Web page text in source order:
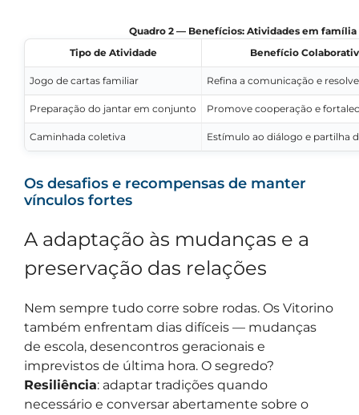
Quadro 2 — Benefícios: Atividades em
Tipo de Atividade
Benefício
Jogo de cartas familiar Refina a comunicação e
Preparação do jantar em conjunto Promove cooperação e
Caminhada coletiva Estímulo ao diálogo e partilha
Os desafios e recompensas de manter
vínculos fortes
A adaptação às mudanças e a
preservação das relações
Nem sempre tudo corre sobre rodas. Os Vitorino
também enfrentam dias difíceis — mudanças
de escola, desencontros geracionais e
imprevistos de última hora. O segredo?
Resiliência: adaptar tradições quando
necessário e conversar abertamente sobre o